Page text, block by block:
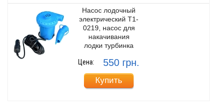
Насос лодочный
электрический T1-
0219, насос для
накачивания
лодки турбинка
Цена: 550 грн.
Купить